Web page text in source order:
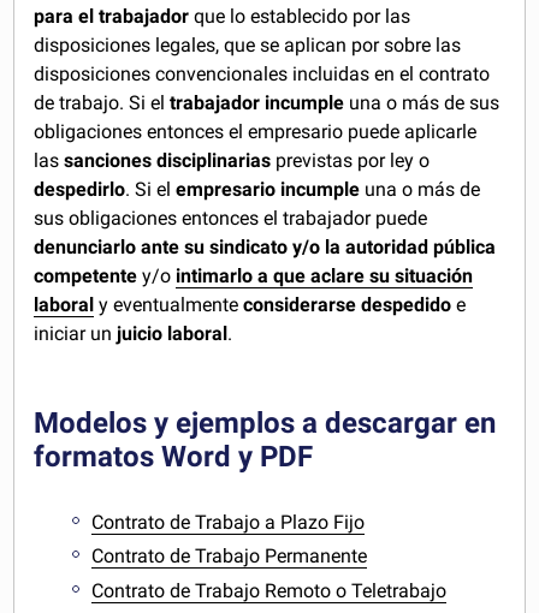
para el trabajador que lo establecido por las
disposiciones legales, que se aplican por sobre las
disposiciones convencionales incluidas en el contrato
de trabajo. Si eltrabajador incumple una o más de sus
obligaciones entonces el empresario puede aplicarle
lassanciones disciplinarias previstas por ley o
despedirlo. Si elempresario incumple una o más de
sus obligaciones entonces el trabajador puede
denunciarlo ante su sindicato y/o la autoridad pública
competente y/o intimarlo a que aclare su situación
laboral y eventualmenteconsiderarse despedido e
iniciar unjuicio laboral.
Modelos y ejemplos a descargar en
formatos Word y PDF
Contrato de Trabajo a Plazo Fijo
Contrato de Trabajo Permanente
Contrato de Trabajo Remoto o Teletrabajo